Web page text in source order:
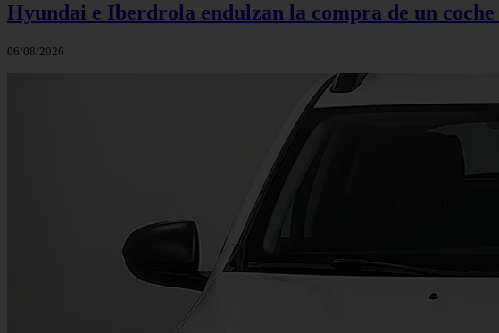
Hyundai e Iberdrola endulzan la compra de un
06/08/2026